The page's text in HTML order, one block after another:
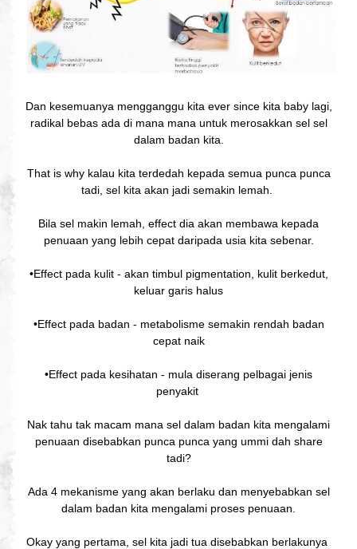
Dan kesemuanya mengganggu kita ever since kita baby lagi,
radikal bebas ada di mana mana untuk merosakkan sel sel
dalam badan kita.
That is why kalau kita terdedah kepada semua punca punca
tadi, sel kita akan jadi semakin lemah.
Bila sel makin lemah, effect dia akan membawa kepada
penuaan yang lebih cepat daripada usia kita sebenar.
•Effect pada kulit - akan timbul pigmentation, kulit berkedut,
keluar garis halus
•Effect pada badan - metabolisme semakin rendah badan
cepat naik
•Effect pada kesihatan - mula diserang pelbagai jenis
penyakit
Nak tahu tak macam mana sel dalam badan kita mengalami
penuaan disebabkan punca punca yang ummi dah share
tadi?
Ada 4 mekanisme yang akan berlaku dan menyebabkan sel
dalam badan kita mengalami proses penuaan.
Okay yang pertama, sel kita jadi tua disebabkan berlakunya